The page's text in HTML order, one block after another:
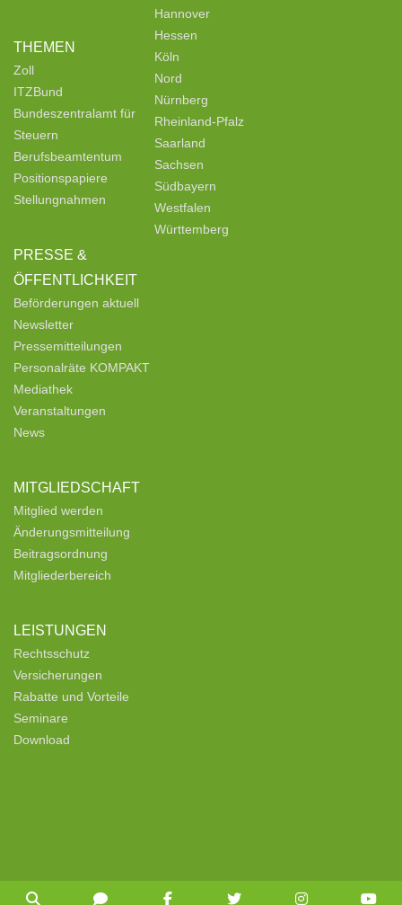
THEMEN
Zoll
ITZBund
Bundeszentralamt für
Steuern
Berufsbeamtentum
Positionspapiere
Stellungnahmen
PRESSE &
ÖFFENTLICHKEIT
Beförderungen aktuell
Newsletter
Pressemitteilungen
Personalräte KOMPAKT
Mediathek
Veranstaltungen
News
MITGLIEDSCHAFT
Mitglied werden
Änderungsmitteilung
Beitragsordnung
Mitgliederbereich
LEISTUNGEN
Rechtsschutz
Versicherungen
Rabatte und Vorteile
Seminare
Download
Hannover
Hessen
Köln
Nord
Nürnberg
Rheinland-Pfalz
Saarland
Sachsen
Südbayern
Westfalen
Württemberg